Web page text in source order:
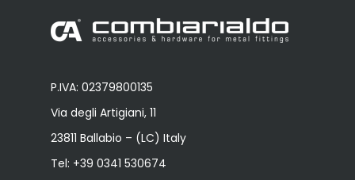
P.IVA: 02379800135
Via degli Artigiani, 11
23811 Ballabio – (LC) Italy
Tel: +39 0341 530674